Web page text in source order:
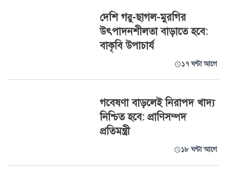
দেশি গরু-ছাগল-মুরগির
উৎপাদনশীলতা বাড়াতে হবে:
বাকৃবি উপাচার্য
১৭ ঘণ্টা আগে
গবেষণা বাড়লেই নিরাপদ খাদ্য
নিশ্চিত হবে: প্রাণিসম্পদ
প্রতিমন্ত্রী
১৮ ঘণ্টা আগে